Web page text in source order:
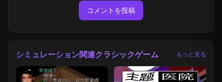
コメントを投稿
シミュレーション関連クラシックゲーム もっと見る